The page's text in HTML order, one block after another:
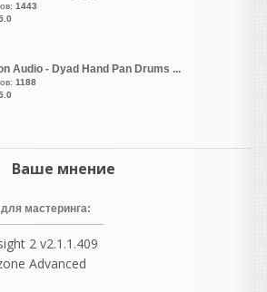
в
кряк,
на двух
по прежнему
в16:51
чудес,
все надо
ручками.
один и
1443
Audio - Dyad Hand Pan Drums ...
1188
Ваше мнение
мастеринга:
2 v2.1.1.409
Advanced